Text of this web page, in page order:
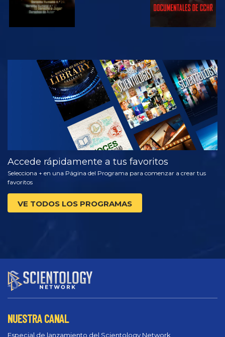
VE
EXPLORA LAS
SERIES
Accede rápidamente a tus favoritos
Selecciona + en una Página del Programa para comenzar a crear tus
favoritos
VE TODOS LOS PROGRAMAS
NUESTRA CANAL
Especial de lanzamiento del Scientology Network